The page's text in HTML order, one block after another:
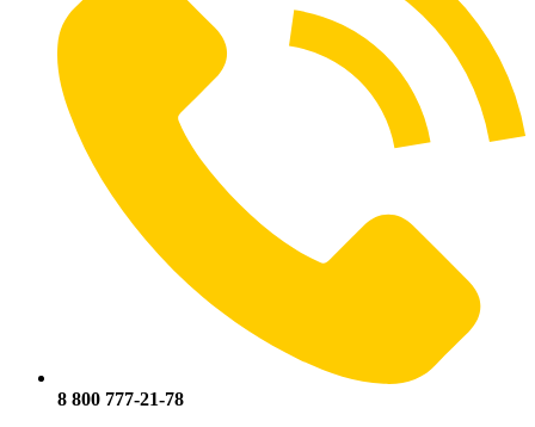
8 800 777-21-78